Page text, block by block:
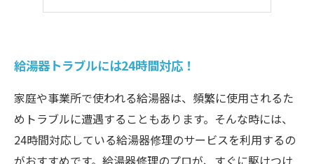
給湯器トラブルには24時間対応！
家庭や事業所で使われる給湯器は、頻繁に使用されるた
めトラブルに遭遇することもあります。そんな時には、
24時間対応している給湯器修理のサービスを利用するの
がおすすめです。給湯器修理のプロが、すぐに駆けつけ